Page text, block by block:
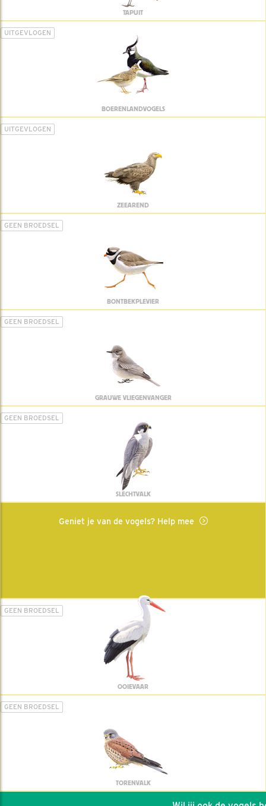
TAPUIT
UITGEVLOGEN
BOERENLANDVOGELS
UITGEVLOGEN
ZEEAREND
GEEN BROEDSEL
BONTBEKPLEVIER
GEEN BROEDSEL
GRAUWE VLIEGENVANGER
GEEN BROEDSEL
SLECHTVALK
Geniet je van de vogels? Help mee
GEEN BROEDSEL
OOIEVAAR
GEEN BROEDSEL
TORENVALK